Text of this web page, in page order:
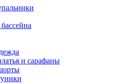
и сарафаны